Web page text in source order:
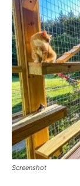
Screenshot